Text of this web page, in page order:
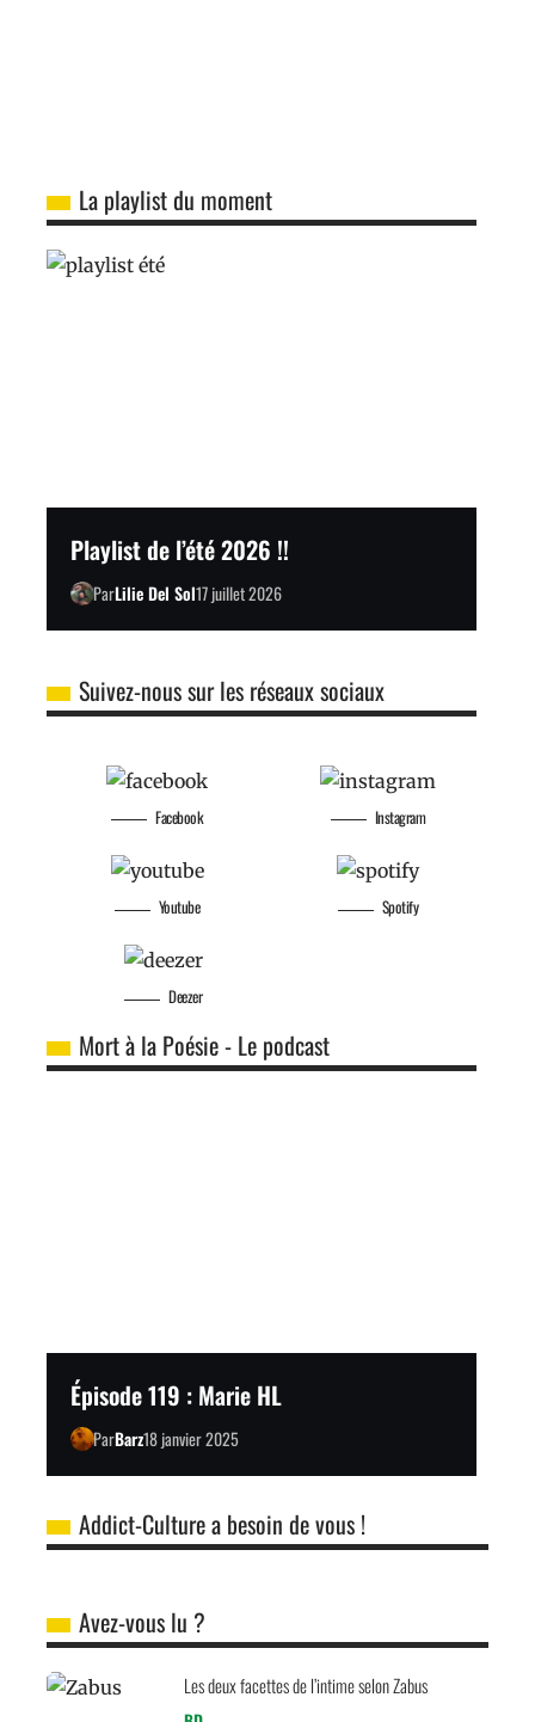
La playlist du moment
Playlist de l’été 2026 !!
ParLilie Del Sol17 juillet 2026
Suivez-nous sur les réseaux sociaux
Facebook
Youtube
Instagram
Spotify
Deezer
Mort à la Poésie - Le podcast
Épisode 119 : Marie HL
ParBarz18 janvier 2025
Addict-Culture a besoin de vous !
Avez-vous lu ?
Les deux facettes de l’intime selon Zabus